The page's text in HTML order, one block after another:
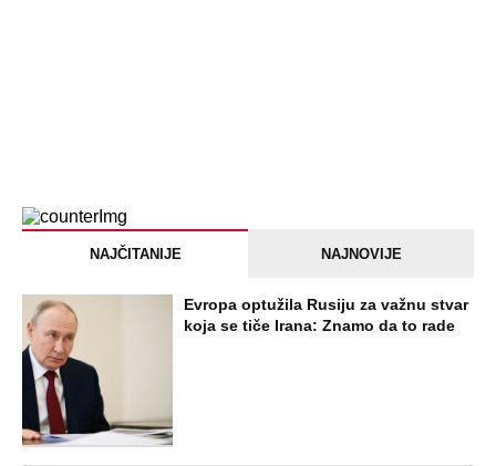
NAJČITANIJE NAJNOVIJE
Evropa optužila Rusiju za važnu stvar
koja se tiče Irana: Znamo da to rade